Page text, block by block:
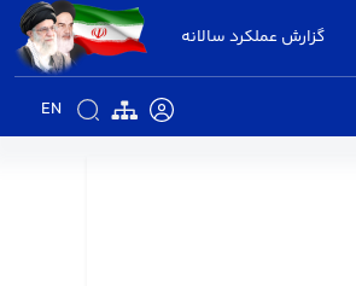
گزارش عملکرد سالانه
EN